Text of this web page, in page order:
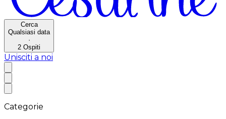
Cerca
Qualsiasi data
·
2 Ospiti
Unisciti a noi
Categorie